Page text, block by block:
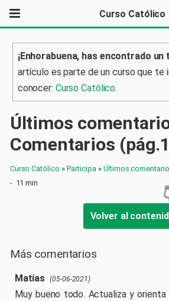
Curso Católico
¡Enhorabuena, has encontrado
artículo es parte de un curso que te
conocer: Curso Católico.
Últimos
Comentarios
Curso Católico »Participa »Últimos
- 11 min
Volver al
Más comentarios
Matías (05-06-2021)
Muy bueno todo. Actualiza y